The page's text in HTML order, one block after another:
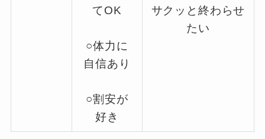
てOK
○体力に
自信あり
○割安が
好き
サクッと終わらせ
たい